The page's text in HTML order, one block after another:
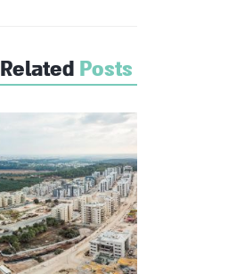
Related Posts